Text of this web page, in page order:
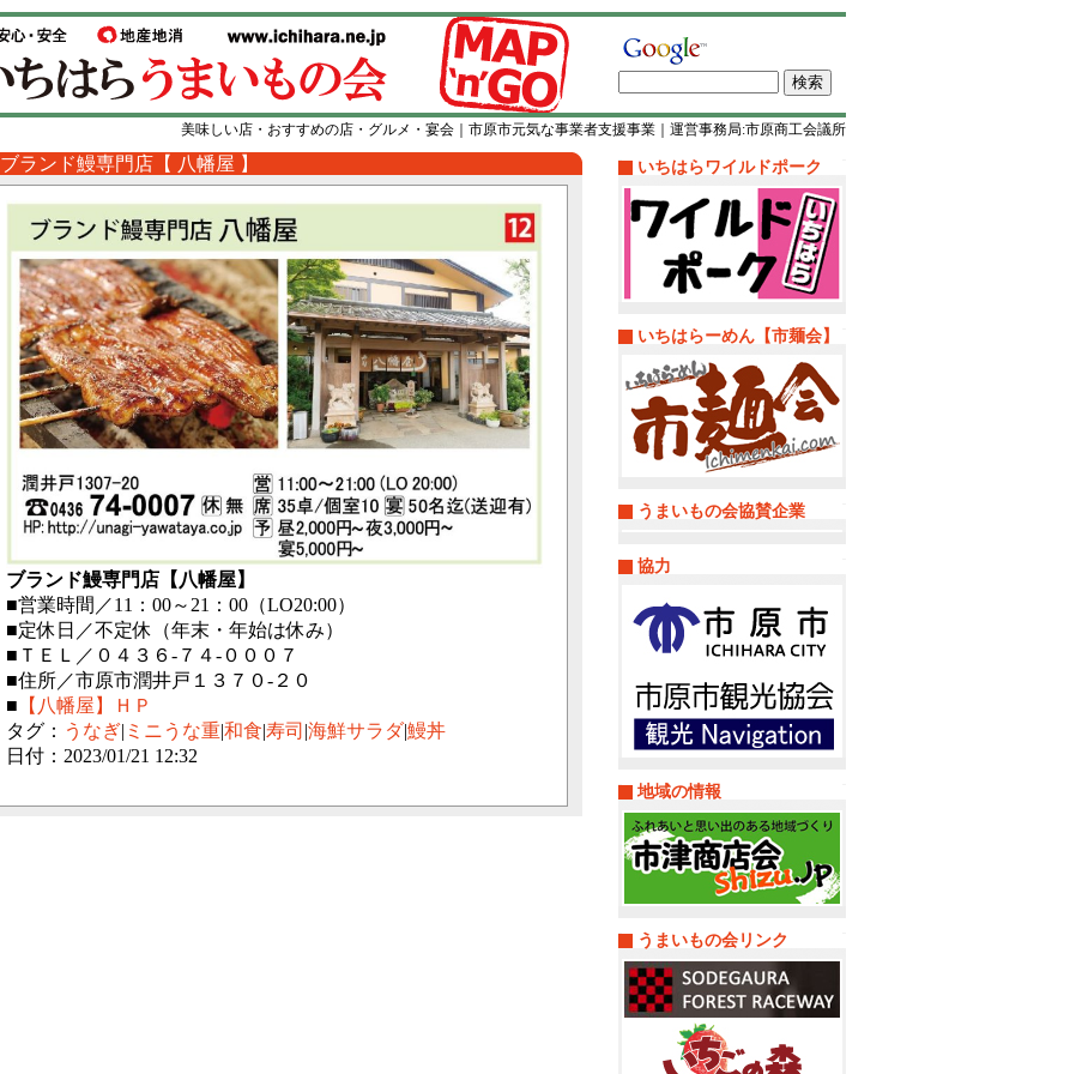
美味しい店・おすすめの店・グルメ・宴会｜市原市元気な事業者支援事業｜運営事務局:市原商工会議所
ブランド鰻専門店【 八幡屋 】
ブランド鰻専門店【八幡屋】
■営業時間／11：00～21：00（LO20:00）
■定休日／不定休（年末・年始は休み）
■ＴＥＬ／０４３６-７４-０００７
■住所／市原市潤井戸１３７０-２０
■ 【八幡屋】ＨＰ
タグ： うなぎ| ミニうな重|和食|寿司 |海鮮サラダ|鰻丼
日付：2023/01/21 12:32
いちはらワイルドポーク
いちはらーめん【市麺会】
うまいもの会協賛企業
協力
地域の情報
うまいもの会リンク